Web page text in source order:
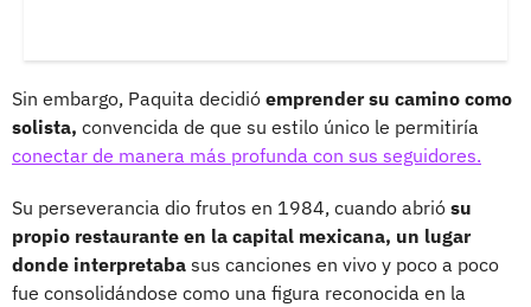
Sin embargo, Paquita decidió emprender su camino como
solista, convencida de que su estilo único le permitiría
conectar de manera más profunda con sus seguidores.
Su perseverancia dio frutos en 1984, cuando abrió su
propio restaurante en la capital mexicana, un lugar
donde interpretaba sus canciones en vivo y poco a poco
fue consolidándose como una figura reconocida en la